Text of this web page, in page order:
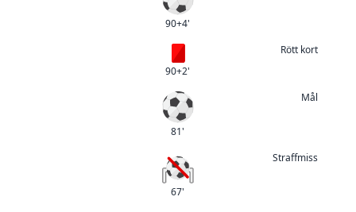
Mål
90+4'
Rött kort
90+2'
Rött kort
Mål
81'
Mål
Straffmiss
67'
Straffmiss